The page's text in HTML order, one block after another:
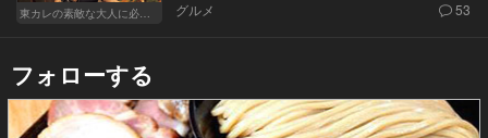
東カレの素敵な大人に必要なこと
グルメ 53
フォローする